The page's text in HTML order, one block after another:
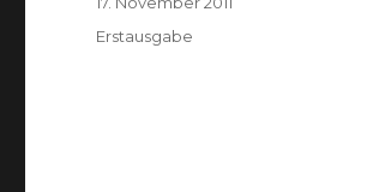
Kategorien
Erstausgabe